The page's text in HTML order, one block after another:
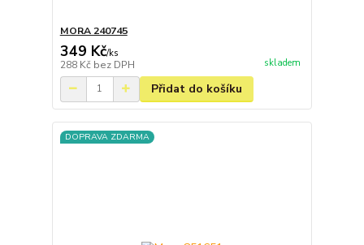
MORA 240745
349 Kč/ks
288 Kč bez DPH skladem
Přidat do košíku
DOPRAVA ZDARMA